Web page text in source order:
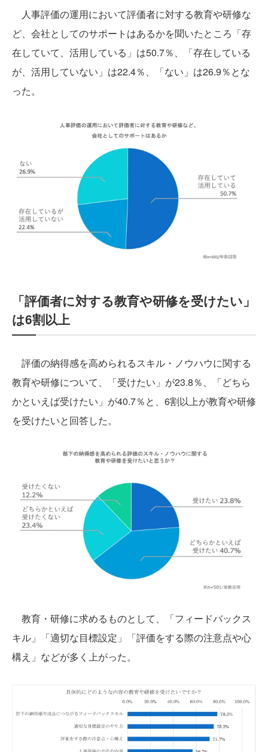
人事評価の運用において評価者に対する教育や研修な
ど、会社としてのサポートはあるかを聞いたところ「存
在していて、活用している」は50.7％、「存在している
が、活用していない」は22.4％、「ない」は26.9％とな
った。
「評価者に対する教育や研修を受けたい」
は6割以上
評価の納得感を高められるスキル・ノウハウに関する
教育や研修について、「受けたい」が23.8％、「どちら
かといえば受けたい」が40.7％と、6割以上が教育や研修
を受けたいと回答した。
教育・研修に求めるものとして、「フィードバックス
キル」「適切な目標設定」「評価をする際の注意点や心
構え」などが多く上がった。